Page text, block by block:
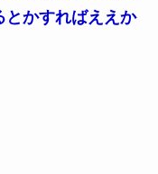
とかすればええか